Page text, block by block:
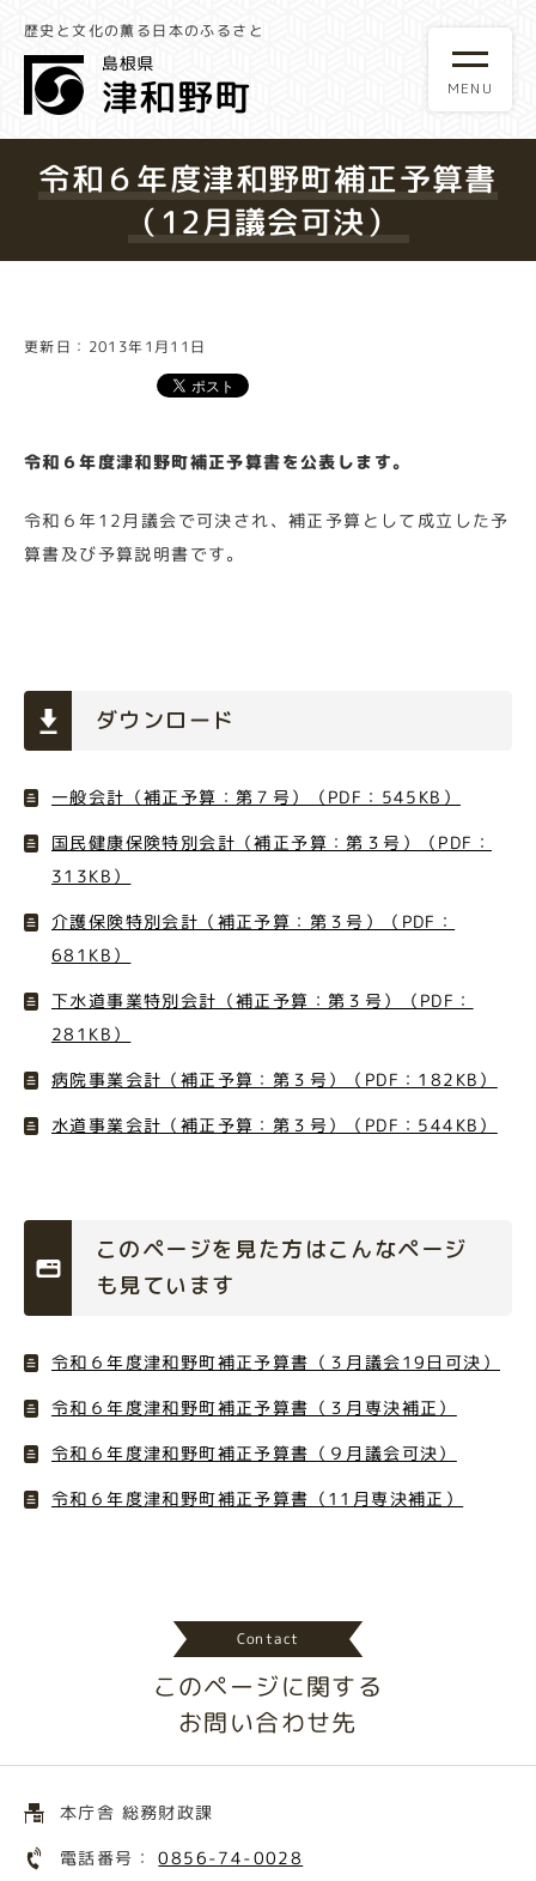
歴史と文化の薫る日本のふるさと
令和６年度津和野町補正予算書
（12月議会可決）
更新日：2013年1月11日
令和６年度津和野町補正予算書を公表します。
令和６年12月議会で可決され、補正予算として成立した予
算書及び予算説明書です。
ダウンロード
一般会計（補正予算：第７号）（PDF：545KB）
国民健康保険特別会計（補正予算：第３号）（PDF：
313KB）
介護保険特別会計（補正予算：第３号）（PDF：
681KB）
下水道事業特別会計（補正予算：第３号）（PDF：
281KB）
病院事業会計（補正予算：第３号）（PDF：182KB）
水道事業会計（補正予算：第３号）（PDF：544KB）
このページを見た方はこんなページ
も見ています
令和６年度津和野町補正予算書（３月議会19日可決）
令和６年度津和野町補正予算書（３月専決補正）
令和６年度津和野町補正予算書（９月議会可決）
令和６年度津和野町補正予算書（11月専決補正）
Contact
このページに関する
お問い合わせ先
本庁舎 総務財政課
電話番号：0856-74-0028